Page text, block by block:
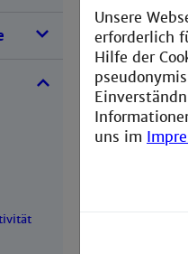
Unsere
erforderlich
Hilfe der
uns im